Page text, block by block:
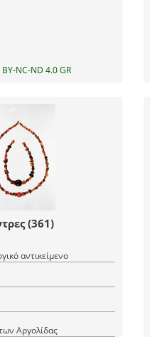
BY-NC-ND 4.0 GR
(361)
αντικείμενο
Αργολίδας